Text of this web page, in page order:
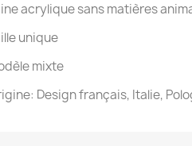
acrylique sans matières
unique
mixte
Design français, Italie,